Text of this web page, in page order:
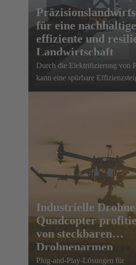
zukunftssicheres Smart Farming.
für eine
effiziente und
Landwirtschaft
Durch die Elektrifizierung von
kann eine spürbare
landwirtschaftlichen Arbeit
Industrielle
Quadcopter
von steckbaren
Drohnenarmen
Plug-and-Play-Lösungen für